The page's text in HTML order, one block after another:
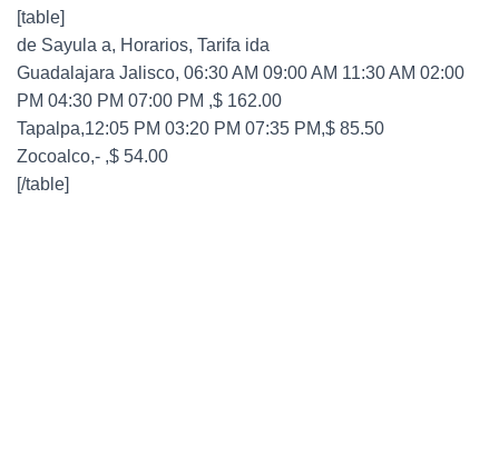
[table]
de Sayula a, Horarios, Tarifa ida
Guadalajara Jalisco, 06:30 AM 09:00 AM 11:30 AM 02:00
PM 04:30 PM 07:00 PM ,$ 162.00
Tapalpa,12:05 PM 03:20 PM 07:35 PM,$ 85.50
Zocoalco,- ,$ 54.00
[/table]